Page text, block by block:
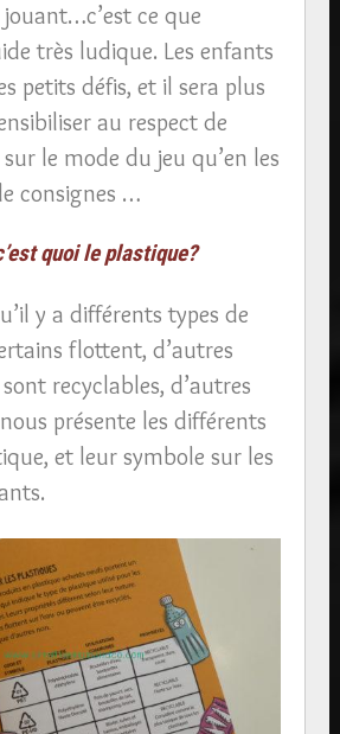
ce que
très ludique. Les enfants
petits défis, et il sera plus
au respect de
le mode du jeu qu’en les
consignes …
quoi le plastique?
y a différents types de
flottent, d’autres
recyclables, d’autres
présente les différents
et leur symbole sur les